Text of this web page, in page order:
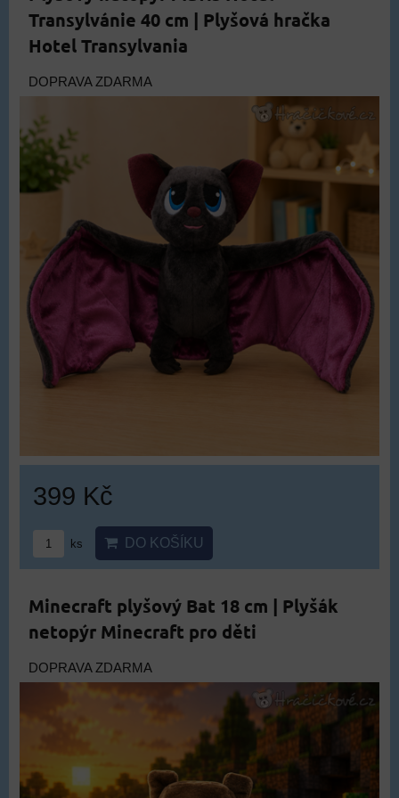
Transylvánie 40 cm | Plyšová hračka
Hotel Transylvania
DOPRAVA ZDARMA
399 Kč
ks DO KOŠÍKU
Minecraft plyšový Bat 18 cm | Plyšák
netopýr Minecraft pro děti
DOPRAVA ZDARMA